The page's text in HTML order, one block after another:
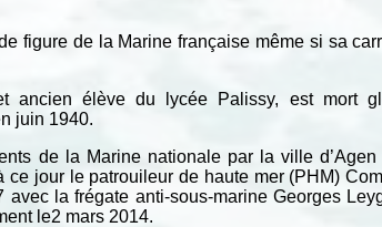
figure de la Marine française même si sa
ancien élève du lycée Palissy, est mort
juin 1940.
de la Marine nationale par la ville d’Agen
jour le patrouileur de haute mer (PHM)
la frégate anti-sous-marine Georges
le2 mars 2014.